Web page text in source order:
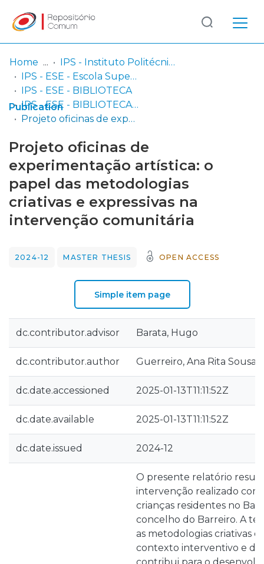
Communities
& Collections
Browse repository
Entities
Statistics
Log
In
(current)
Home
IPS - Instituto Politécnico de Setúbal
IPS - ESE - Escola Superior de Educação
IPS - ESE - BIBLIOTECA
IPS - ESE - BIBLIOTECA - Dissertações de mestrado
Projeto oficinas de experimentação artística: o papel das metodologias criativas e expressivas na intervenção comunitária
Publication
Projeto oficinas de
experimentação artística: o
papel das metodologias
criativas e expressivas na
intervenção comunitária
2024-12 MASTER THESIS OPEN ACCESS
Simple item page
dc.contributor.advisor Barata, Hugo
dc.contributor.author Guerreiro, Ana Rita Sousa
dc.date.accessioned 2025-01-13T11:11:52Z
dc.date.available 2025-01-13T11:11:52Z
dc.date.issued 2024-12
O presente relatório
intervenção realizado
crianças residentes no
concelho do Barreiro. A
as metodologias criativas e
contexto interventivo e